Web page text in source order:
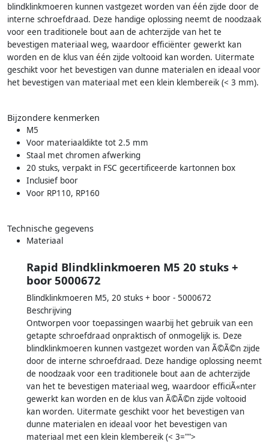
blindklinkmoeren kunnen vastgezet worden van één zijde door de
interne schroefdraad. Deze handige oplossing neemt de noodzaak
voor een traditionele bout aan de achterzijde van het te
bevestigen materiaal weg, waardoor efficiënter gewerkt kan
worden en de klus van één zijde voltooid kan worden. Uitermate
geschikt voor het bevestigen van dunne materialen en ideaal voor
het bevestigen van materiaal met een klein klembereik (< 3 mm).
Bijzondere kenmerken
M5
Voor materiaaldikte tot 2.5 mm
Staal met chromen afwerking
20 stuks, verpakt in FSC gecertificeerde kartonnen box
Inclusief boor
Voor RP110, RP160
Technische gegevens
Materiaal
Rapid Blindklinkmoeren M5 20 stuks +
boor 5000672
Blindklinkmoeren M5, 20 stuks + boor - 5000672
Beschrijving
Ontworpen voor toepassingen waarbij het gebruik van een
getapte schroefdraad onpraktisch of onmogelijk is. Deze
blindklinkmoeren kunnen vastgezet worden van Ã©Ã©n zijde
door de interne schroefdraad. Deze handige oplossing neemt
de noodzaak voor een traditionele bout aan de achterzijde
van het te bevestigen materiaal weg, waardoor efficiÃ«nter
gewerkt kan worden en de klus van Ã©Ã©n zijde voltooid
kan worden. Uitermate geschikt voor het bevestigen van
dunne materialen en ideaal voor het bevestigen van
materiaal met een klein klembereik (< 3="">